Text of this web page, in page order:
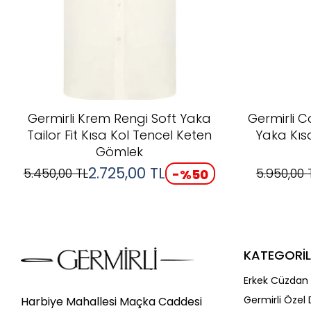
Germirli Krem Rengi Soft Yaka
Tailor Fit Kısa Kol Tencel Keten
Gömlek
5.450,00TL2.725,00 TL -%50
Germirli
Yaka
5.950,00
Harbiye Mahallesi Maçka Caddesi
Erkek
Germirli Özel